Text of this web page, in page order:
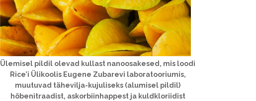
Ülemisel pildil olevad kullast nanoosakesed, mis loodi
Rice’i Ülikoolis Eugene Zubarevi laboratooriumis,
muutuvad tähevilja-kujuliseks (alumisel pildil)
hõbenitraadist, askorbiinhappest ja kuldkloriidist